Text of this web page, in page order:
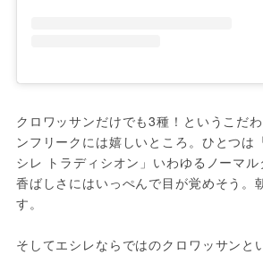
クロワッサンだけでも3種！というこだ
ンフリークには嬉しいところ。ひとつは
シレ トラディシオン」いわゆるノーマ
香ばしさにはいっぺんで目が覚めそう。
す。
そしてエシレならではのクロワッサンと